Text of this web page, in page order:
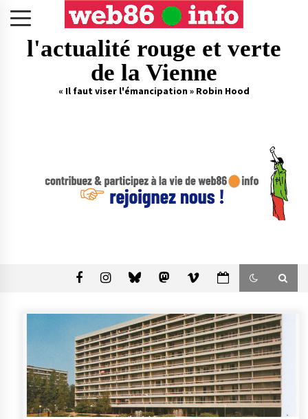
l'actualité rouge et verte
de la Vienne
« Il faut viser l'émancipation » Robin Hood